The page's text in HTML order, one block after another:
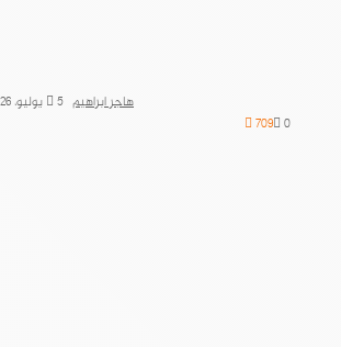
هاجر ابراهيم 5 يوليو، 2026
0
709